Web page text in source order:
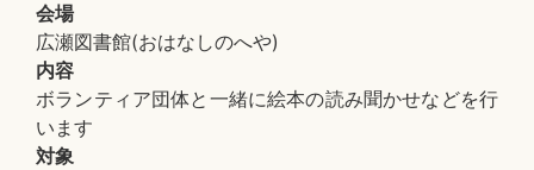
会場
広瀬図書館(おはなしのへや)
内容
ボランティア団体と一緒に絵本の読み聞かせなどを行
います
対象